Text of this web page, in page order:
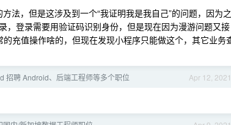
法，但是这涉及到一个“我证明我是我自己”的问题，因为之
登录需要用验证码识别身份，但是现在因为漫游问题又接
充值操作啥的，但现在发现小程序只能做这个，其它业务
Apr 12, 2021
招聘 Android、后端工程师等多个职位